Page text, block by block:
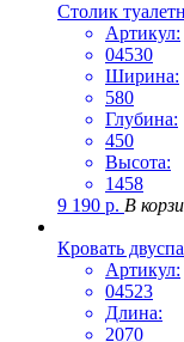
Столик
Артикул:
04530
Ширина:
580
Глубина:
450
Высота:
1458
9 190 р. В
Кровать
Артикул:
04523
Длина:
2070